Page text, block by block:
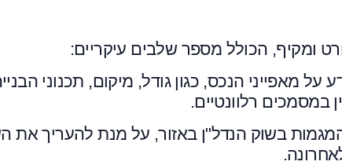
ומקיף, הכולל מספר שלבים עיקריים:
על מאפייני הנכס, כגון גודל, מיקום, תכנוני
במסמכים רלוונטיים.
בשוק הנדל"ן באזור, על מנת להעריך את